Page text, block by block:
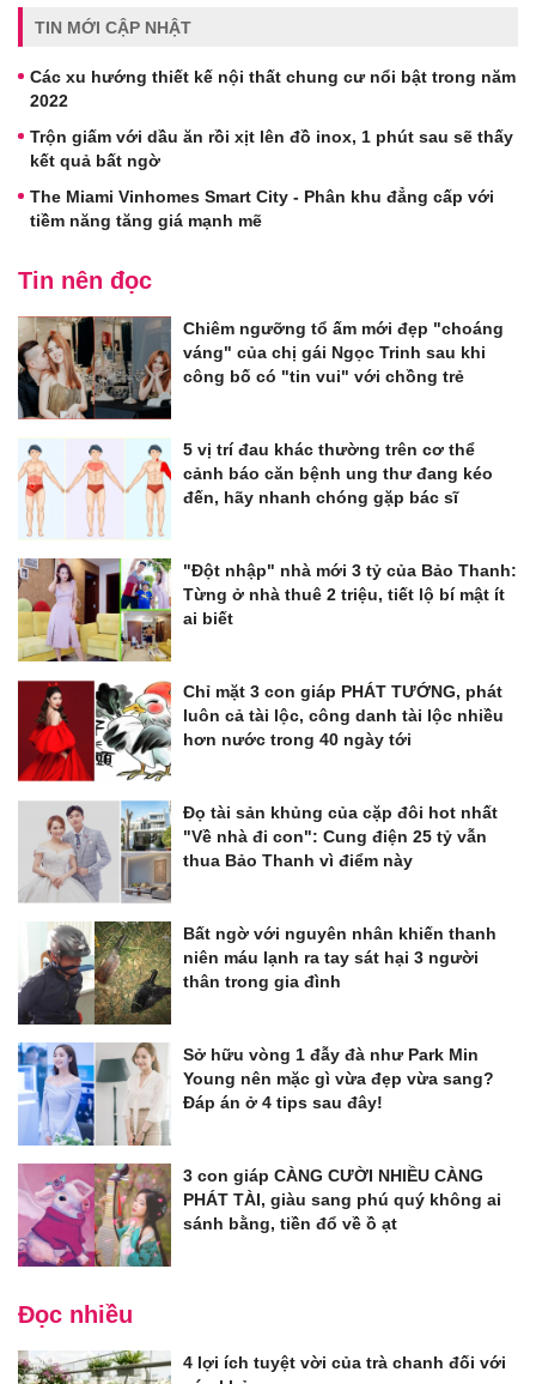
TIN MỚI CẬP NHẬT
Các xu hướng thiết kế nội thất chung cư nổi bật trong năm
2022
Trộn giấm với dầu ăn rồi xịt lên đồ inox, 1 phút sau sẽ thấy
kết quả bất ngờ
The Miami Vinhomes Smart City - Phân khu đẳng cấp với
tiềm năng tăng giá mạnh mẽ
Tin nên đọc
Chiêm ngưỡng tổ ấm mới đẹp "choáng
váng" của chị gái Ngọc Trinh sau khi
công bố có "tin vui" với chồng trẻ
5 vị trí đau khác thường trên cơ thể
cảnh báo căn bệnh ung thư đang kéo
đến, hãy nhanh chóng gặp bác sĩ
"Đột nhập" nhà mới 3 tỷ của Bảo Thanh:
Từng ở nhà thuê 2 triệu, tiết lộ bí mật ít
ai biết
Chỉ mặt 3 con giáp PHÁT TƯỚNG, phát
luôn cả tài lộc, công danh tài lộc nhiều
hơn nước trong 40 ngày tới
Đọ tài sản khủng của cặp đôi hot nhất
"Về nhà đi con": Cung điện 25 tỷ vẫn
thua Bảo Thanh vì điểm này
Bất ngờ với nguyên nhân khiến thanh
niên máu lạnh ra tay sát hại 3 người
thân trong gia đình
Sở hữu vòng 1 đẫy đà như Park Min
Young nên mặc gì vừa đẹp vừa sang?
Đáp án ở 4 tips sau đây!
3 con giáp CÀNG CƯỜI NHIỀU CÀNG
PHÁT TÀI, giàu sang phú quý không ai
sánh bằng, tiền đổ về ồ ạt
Đọc nhiều
4 lợi ích tuyệt vời của trà chanh đối với